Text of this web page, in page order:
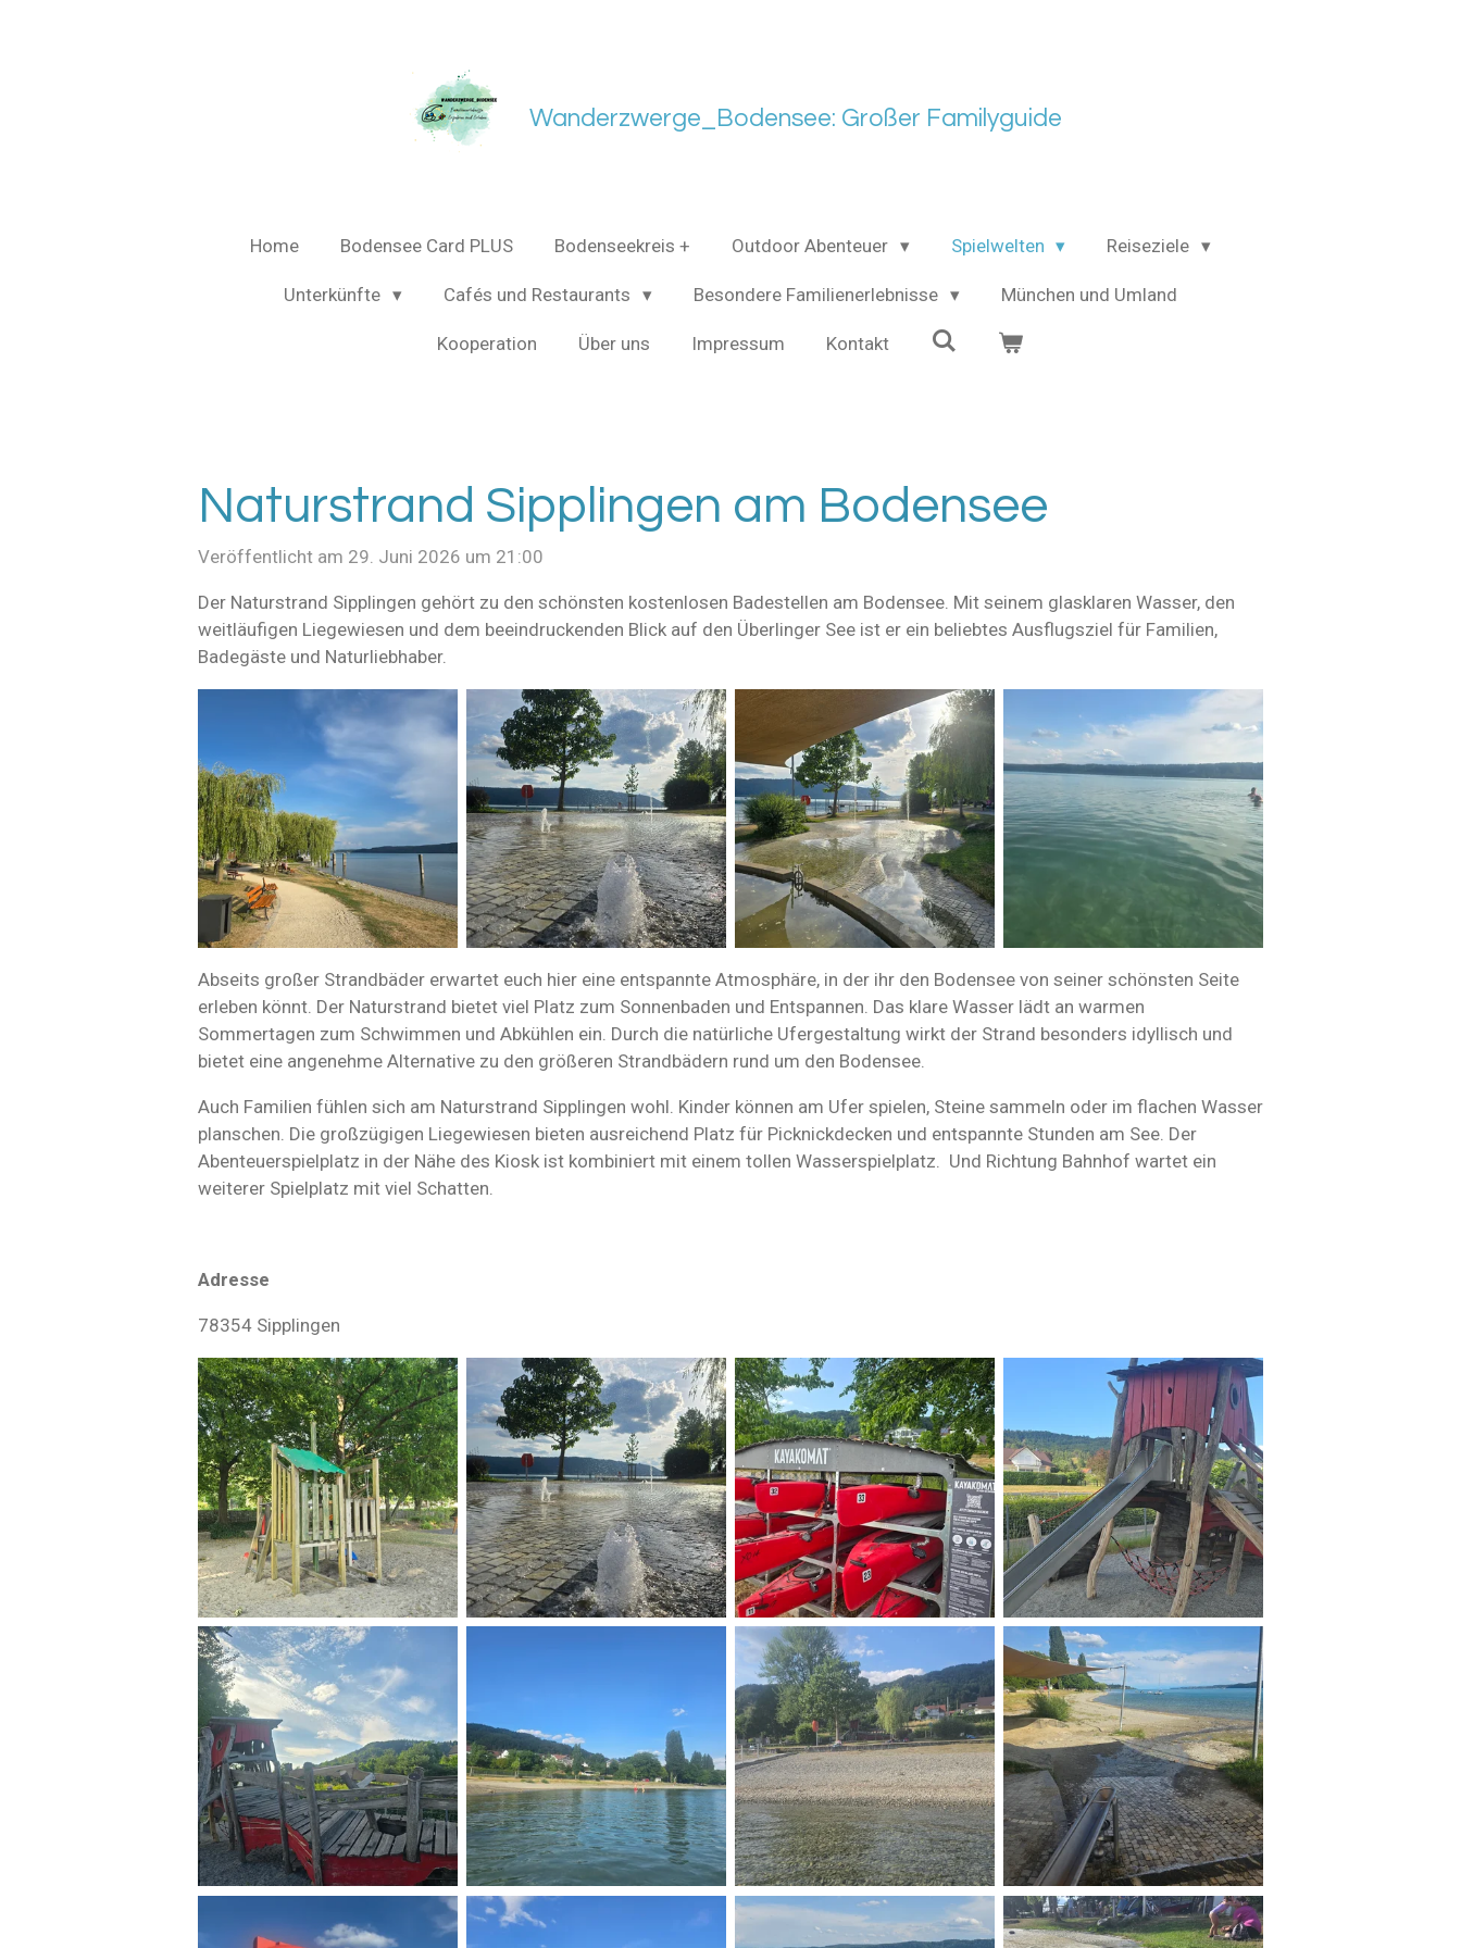
Wanderzwerge_Bodensee: Großer Familyguide
Home Bodensee Card PLUS Bodenseekreis + Outdoor Abenteuer Spielwelten Reiseziele
Unterkünfte Cafés und Restaurants Besondere Familienerlebnisse München und Umland
Kooperation Über uns Impressum Kontakt
Naturstrand Sipplingen am Bodensee
Veröffentlicht am 29. Juni 2026 um 21:00
Der Naturstrand Sipplingen gehört zu den schönsten kostenlosen Badestellen am Bodensee. Mit seinem glasklaren Wasser, den
weitläufigen Liegewiesen und dem beeindruckenden Blick auf den Überlinger See ist er ein beliebtes Ausflugsziel für Familien,
Badegäste und Naturliebhaber.
Abseits großer Strandbäder erwartet euch hier eine entspannte Atmosphäre, in der ihr den Bodensee von seiner schönsten Seite
erleben könnt. Der Naturstrand bietet viel Platz zum Sonnenbaden und Entspannen. Das klare Wasser lädt an warmen
Sommertagen zum Schwimmen und Abkühlen ein. Durch die natürliche Ufergestaltung wirkt der Strand besonders idyllisch und
bietet eine angenehme Alternative zu den größeren Strandbädern rund um den Bodensee.
Auch Familien fühlen sich am Naturstrand Sipplingen wohl. Kinder können am Ufer spielen, Steine sammeln oder im flachen Wasser
planschen. Die großzügigen Liegewiesen bieten ausreichend Platz für Picknickdecken und entspannte Stunden am See. Der
Abenteuerspielplatz in der Nähe des Kiosk ist kombiniert mit einem tollen Wasserspielplatz. Und Richtung Bahnhof wartet ein
weiterer Spielplatz mit viel Schatten.
Adresse
78354 Sipplingen